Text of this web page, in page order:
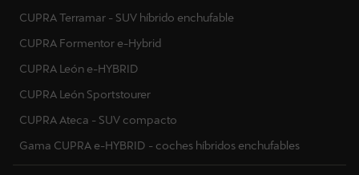
CUPRA Terramar - SUV híbrido enchufable
CUPRA Formentor e-Hybrid
CUPRA León e-HYBRID
CUPRA León Sportstourer
CUPRA Ateca - SUV compacto
Gama CUPRA e-HYBRID - coches híbridos enchufables